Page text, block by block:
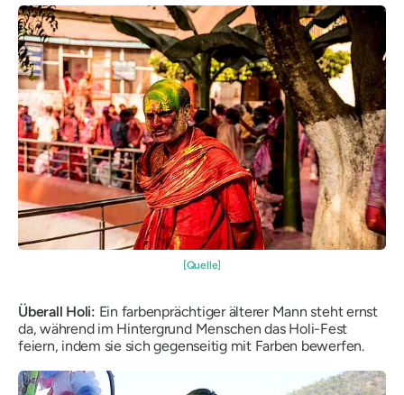
[Quelle]
Überall Holi: Ein farbenprächtiger älterer Mann steht ernst
da, während im Hintergrund Menschen das Holi-Fest
feiern, indem sie sich gegenseitig mit Farben bewerfen.